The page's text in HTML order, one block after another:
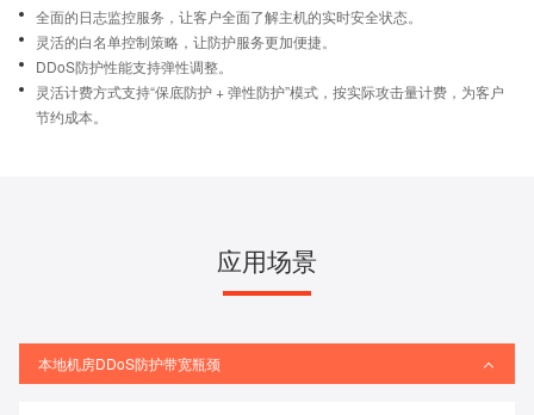
全面的日志监控服务，让客户全面了解主机的实时安全状态。
灵活的白名单控制策略，让防护服务更加便捷。
DDoS防护性能支持弹性调整。
灵活计费方式支持“保底防护 + 弹性防护”模式，按实际攻击量计费，为客户
节约成本。
应用场景
本地机房DDoS防护带宽瓶颈